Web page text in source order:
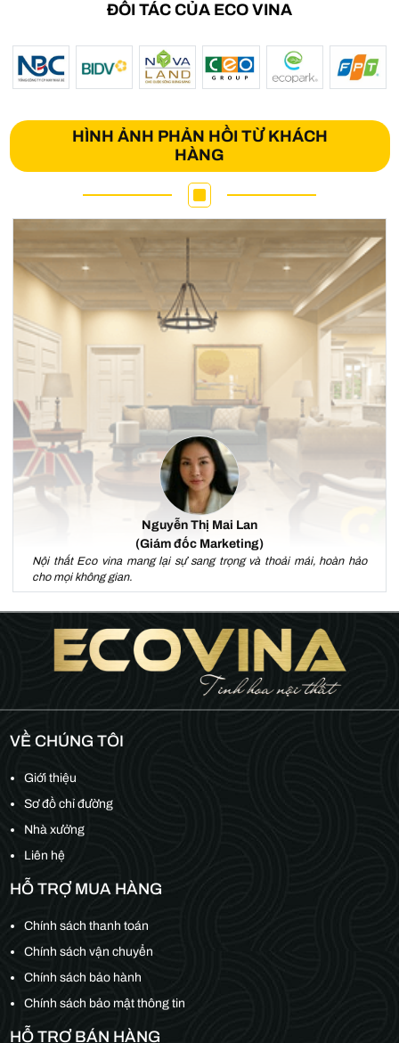
ĐỐI TÁC CỦA ECO VINA
HÌNH ẢNH PHẢN HỒI TỪ KHÁCH
HÀNG
Nguyễn Thị Mai Lan
(Giám đốc Marketing)
Nội thất Eco vina mang lại sự sang trọng và thoải mái, hoàn hảo
cho mọi không gian.
VỀ CHÚNG TÔI
Giới thiệu
Sơ đồ chỉ đường
Nhà xưởng
Liên hệ
HỖ TRỢ MUA HÀNG
Chính sách thanh toán
Chính sách vận chuyển
Chính sách bảo hành
Chính sách bảo mật thông tin
HỖ TRỢ BÁN HÀNG